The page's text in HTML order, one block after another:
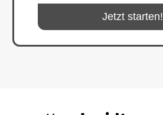
Jetzt starten!